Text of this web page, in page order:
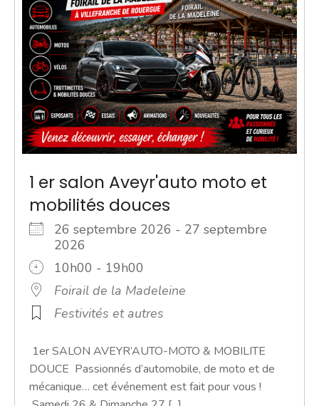
1 er salon Aveyr'auto moto et
mobilités douces
26 septembre 2026 - 27 septembre
2026
10h00 - 19h00
Foirail de la Madeleine
Festivités et autres
1er SALON AVEYR’AUTO-MOTO & MOBILITE
DOUCE Passionnés d’automobile, de moto et de
mécanique… cet événement est fait pour vous !